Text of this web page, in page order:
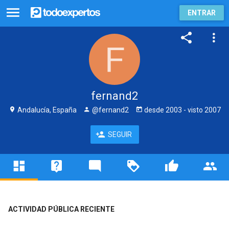
ENTRAR
fernand2
Andalucía, España @fernand2 desde 2003 - visto 2007
SEGUIR
ACTIVIDAD PÚBLICA RECIENTE